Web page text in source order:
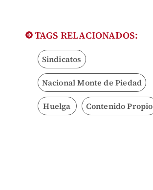
TAGS RELACIONADOS:
Sindicatos
Nacional Monte de Piedad
Huelga Contenido Propio